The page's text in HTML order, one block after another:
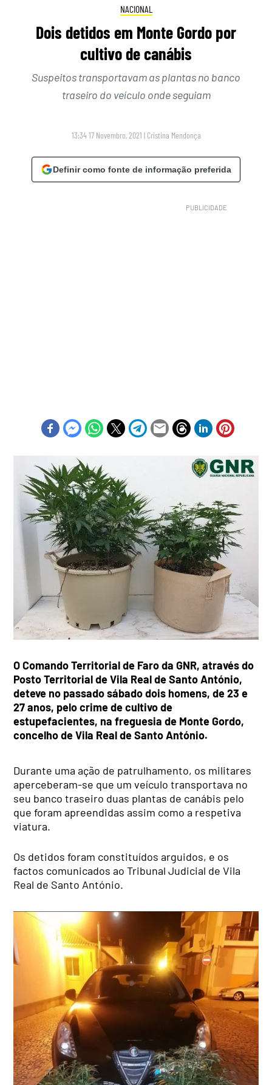
NACIONAL
Dois detidos em Monte Gordo por
cultivo de canábis
Suspeitos transportavam as plantas no banco
traseiro do veículo onde seguiam
13:34 17 Novembro, 2021 | Cristina Mendonça
Definir como fonte de informação preferida
O Comando Territorial de Faro da GNR, através do
Posto Territorial de Vila Real de Santo António,
deteve no passado sábado dois homens, de 23 e
27 anos, pelo crime de cultivo de
estupefacientes, na freguesia de Monte Gordo,
concelho de Vila Real de Santo António.
Durante uma ação de patrulhamento, os militares
aperceberam-se que um veículo transportava no
seu banco traseiro duas plantas de canábis pelo
que foram apreendidas assim como a respetiva
viatura.
Os detidos foram constituídos arguidos, e os
factos comunicados ao Tribunal Judicial de Vila
Real de Santo António.